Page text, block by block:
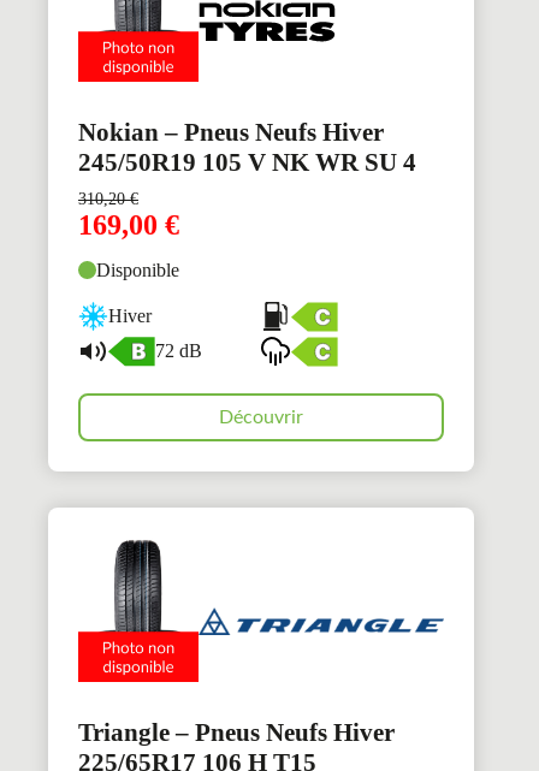
Nokian – Pneus Neufs Hiver
245/50R19 105 V NK WR SU 4
310,20€
169,00 €
Disponible
Hiver
72 dB
Découvrir
Triangle – Pneus Neufs Hiver
225/65R17 106 H T15